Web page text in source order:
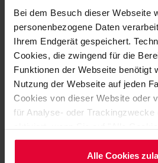
Bei dem Besuch dieser Webseite
personenbezogene Daten
Ihrem Endgerät gespeichert.
Cookies, die zwingend für die
Funktionen der Webseite benötigt
Nutzung der Webseite auf jeden
Cookies von dieser Website oder
für Analyse- oder
Möchten Sie dies nicht, klicken
notwendige Cookies verwenden".
Alle Cookies